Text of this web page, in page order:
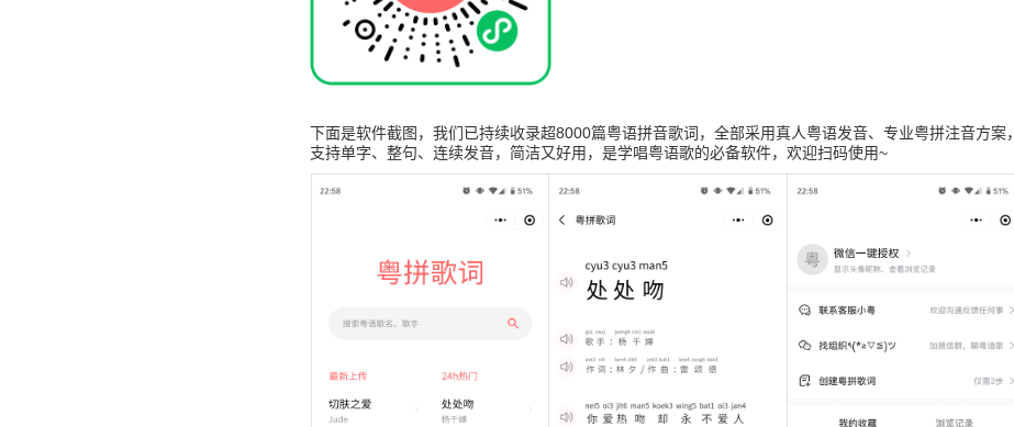
下面是软件截图，我们已持续收录超8000篇粤语拼音歌词，全部采用真人粤语发音、专业粤拼注音方案，
支持单字、整句、连续发音，简洁又好用，是学唱粤语歌的必备软件，欢迎扫码使用~